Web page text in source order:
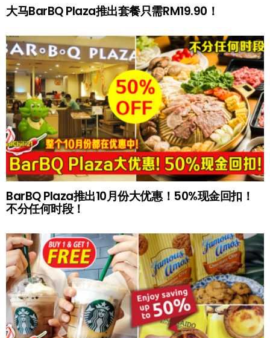
大马BarBQ Plaza推出套餐只需RM19.90！
BarBQ Plaza推出10月份大优惠！50%现金回扣！
不分任何时段！